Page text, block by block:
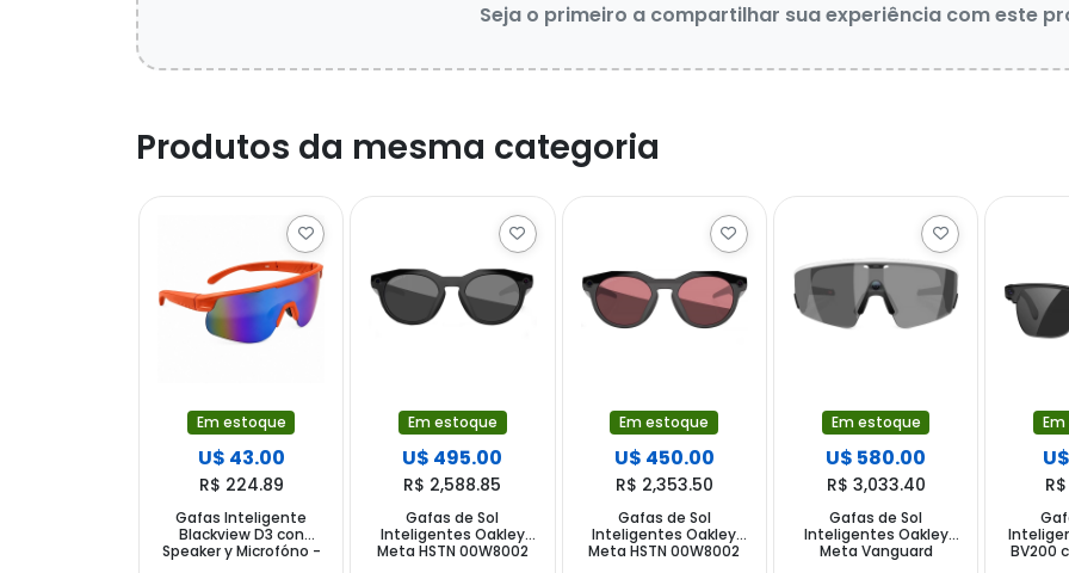
Seja o primeiro a compartilhar sua experiência com este
Produtos da mesma categoria
Em estoque
U$ 43.00
R$ 224.89
Gafas Inteligente
Blackview D3 con
Speaker y Microfóno -
Em estoque
U$ 495.00
R$ 2,588.85
Gafas de Sol
Inteligentes Oakley
Meta HSTN 00W8002
Em estoque
U$ 450.00
R$ 2,353.50
Gafas de Sol
Inteligentes Oakley
Meta HSTN 00W8002
Em estoque
U$ 580.00
R$ 3,033.40
Gafas de Sol
Inteligentes Oakley
Meta Vanguard
BV200